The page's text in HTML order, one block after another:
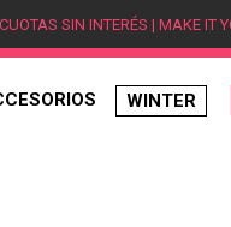
SIN INTERÉS | MAKE IT
WINTER